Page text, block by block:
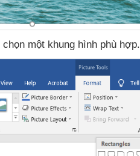
chọn một khung hình phù hợp.